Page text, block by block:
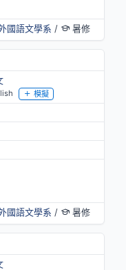
國語文學系 / 暑修
模擬
國語文學系 / 暑修